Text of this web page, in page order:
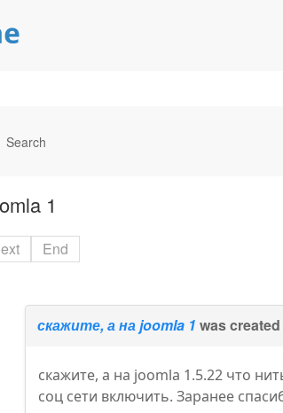
Search
1
End
скажите, а на joomla 1 was
скажите, а на joomla 1.5.22 что
соц сети включить. Заранее